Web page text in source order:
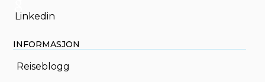
Linkedin
INFORMASJON
Reiseblogg